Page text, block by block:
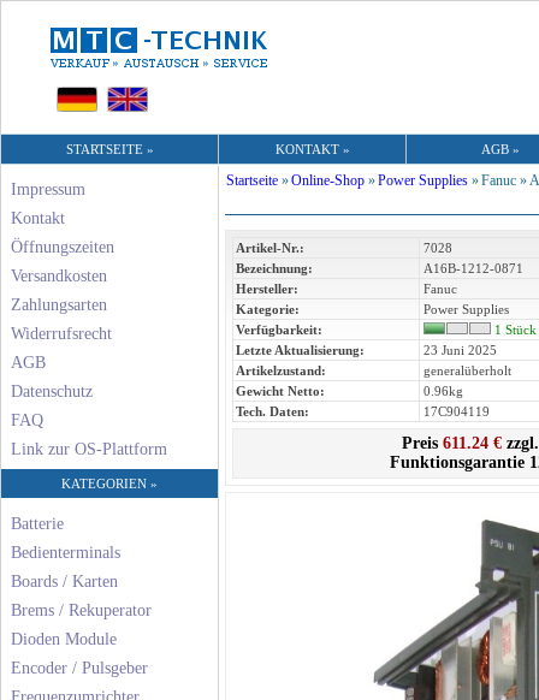
STARTSEITE » KONTAKT » AGB »
Impressum
Kontakt
Öffnungszeiten
Versandkosten
Zahlungsarten
Widerrufsrecht
AGB
Datenschutz
FAQ
Link zur OS-Plattform
KATEGORIEN »
Batterie
Bedienterminals
Boards / Karten
Brems / Rekuperator
Dioden Module
Encoder / Pulsgeber
Startseite »Online-Shop »Power Supplies »Fanuc »
Artikel-Nr.:
7028
Bezeichnung:
A16B-1212-0871
Hersteller:
Fanuc
Kategorie:
Power Supplies
Verfügbarkeit:
1
Letzte Aktualisierung:
23 Juni 2025
Artikelzustand:
generalüberholt
Gewicht Netto:
0.96kg
Tech. Daten:
17C904119
Preis 611.24 €
Funktionsgarantie